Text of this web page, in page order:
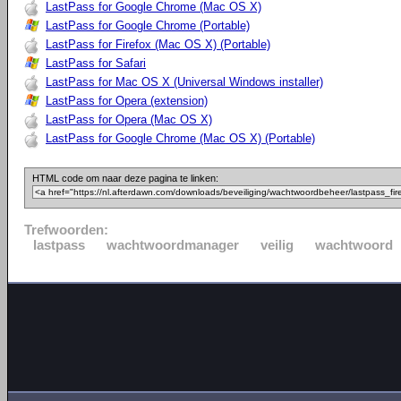
LastPass for Google Chrome (Mac OS X)
LastPass for Google Chrome (Portable)
LastPass for Firefox (Mac OS X) (Portable)
LastPass for Safari
LastPass for Mac OS X (Universal Windows installer)
LastPass for Opera (extension)
LastPass for Opera (Mac OS X)
LastPass for Google Chrome (Mac OS X) (Portable)
HTML code om naar deze pagina te linken:
Trefwoorden:
lastpass
wachtwoordmanager veilig wachtwoord